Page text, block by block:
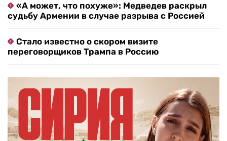
«А может, что похуже»: Медведев раскрыл
судьбу Армении в случае разрыва с Россией
Стало известно о скором визите
переговорщиков Трампа в Россию